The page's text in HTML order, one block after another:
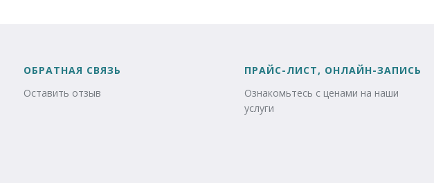
ОБРАТНАЯ СВЯЗЬ
Оставить отзыв
ПРАЙС-ЛИСТ, ОНЛАЙН-ЗАПИСЬ
Ознакомьтесь с ценами на наши
услуги